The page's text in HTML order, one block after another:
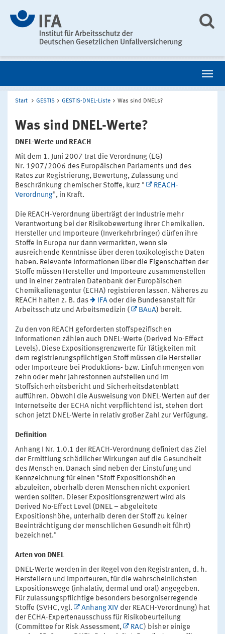
Start GESTIS GESTIS-DNEL-Liste Was sind DNELs?
Was sind DNEL-Werte?
DNEL-Werte und REACH
Mit dem 1. Juni 2007 trat die Verordnung (EG)
Nr. 1907/2006 des Europäischen Parlaments und des
Rates zur Registrierung, Bewertung, Zulassung und
Beschränkung chemischer Stoffe, kurz "
REACH-
Verordnung", in Kraft.
Die REACH-Verordnung überträgt der Industrie mehr
Verantwortung bei der Risikobewertung ihrer Chemikalien.
Hersteller und Importeure (Inverkehrbringer) dürfen ihre
Stoffe in Europa nur dann vermarkten, wenn sie
ausreichende Kenntnisse über deren toxikologische Daten
haben. Relevante Informationen über die Eigenschaften der
Stoffe müssen Hersteller und Importeure zusammenstellen
und in einer zentralen Datenbank der Europäischen
Chemikalienagentur (ECHA) registrieren lassen. Näheres zu
REACH halten z. B. das
IFA oder die Bundesanstalt für
Arbeitsschutz und Arbeitsmedizin (
BAuA) bereit.
Zu den von REACH geforderten stoffspezifischen
Informationen zählen auch DNEL-Werte (Derived No-Effect
Levels). Diese Expositionsgrenzwerte für Tätigkeiten mit
dem registrierungspflichtigen Stoff müssen die Hersteller
oder Importeure bei Produktions- bzw. Einfuhrmengen von
zehn oder mehr Jahrestonnen aufstellen und im
Stoffsicherheitsbericht und Sicherheitsdatenblatt
aufführen. Obwohl die Ausweisung von DNEL-Werten auf der
Internetseite der ECHA nicht verpflichtend ist, stehen dort
schon jetzt DNEL-Werte in relativ großer Zahl zur Verfügung.
Definition
Anhang I Nr. 1.0.1 der REACH-Verordnung definiert das Ziel
der Ermittlung schädlicher Wirkungen auf die Gesundheit
des Menschen. Danach sind neben der Einstufung und
Kennzeichnung für einen "Stoff Expositionshöhen
abzuleiten, oberhalb deren Menschen nicht exponiert
werden sollten. Dieser Expositionsgrenzwert wird als
Derived No-Effect Level (DNEL – abgeleitete
Expositionshöhe, unterhalb deren der Stoff zu keiner
Beeinträchtigung der menschlichen Gesundheit führt)
bezeichnet."
Arten von DNEL
DNEL-Werte werden in der Regel von den Registranten, d. h.
Herstellern und Importeuren, für die wahrscheinlichsten
Expositionswege (inhalativ, dermal und oral) angegeben.
Für zulassungspflichtige besonders besorgniserregende
Stoffe (SVHC, vgl.
Anhang XIV der REACH-Verordnung) hat
der ECHA-Expertenausschuss für Risikobeurteilung
(Committee for Risk Assessment,
RAC) bisher einige